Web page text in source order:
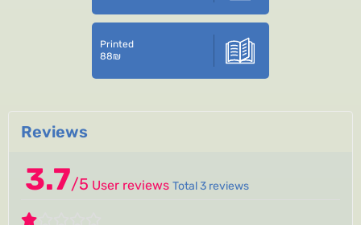
Printed
88₪
Reviews
3.7/5 User reviews Total 3 reviews
1